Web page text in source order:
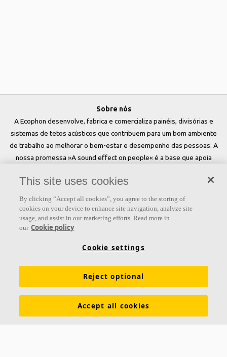
Sobre nós
A Ecophon desenvolve, fabrica e comercializa painéis, divisórias e
sistemas de tetos acústicos que contribuem para um bom ambiente
de trabalho ao melhorar o bem-estar e desempenho das pessoas. A
nossa promessa »A sound effect on people« é a base que apoia
Inspiração e Conhecimento Cores e superfícies
Tools & Services Download de catálogos
This site uses cookies
By clicking “Accept all cookies”, you agree to the storing of
cookies on your device to enhance site navigation, analyze site
usage, and assist in our marketing efforts. Read more in
our Cookie policy
Cookie settings
Reject optional
Accept all cookies